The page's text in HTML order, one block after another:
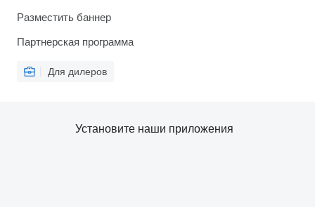
Разместить баннер
Партнерская программа
Для дилеров
Установите наши приложения